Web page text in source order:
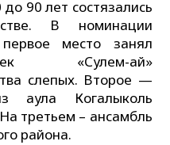
90 лет состязались
В номинации
место занял
«Сәулем-ай»
слепых. Второе —
аула Когалыколь
третьем – ансамбль
района.